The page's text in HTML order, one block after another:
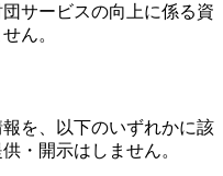
サービスの向上に係る資
ん。
を、以下のいずれかに該
・開示はしません。